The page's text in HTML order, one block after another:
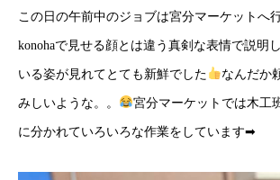
この日の午前中のジョブは宮分マーケットへ
konohaで見せる顔とは違う真剣な表情で説明
いる姿が見れてとても新鮮でした なんだか
みしいような。。 宮分マーケットでは木工
に分かれていろいろな作業をしています➡